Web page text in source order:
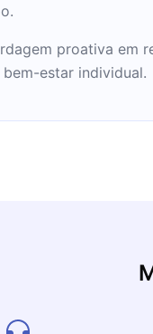
proativa em
estar individual.